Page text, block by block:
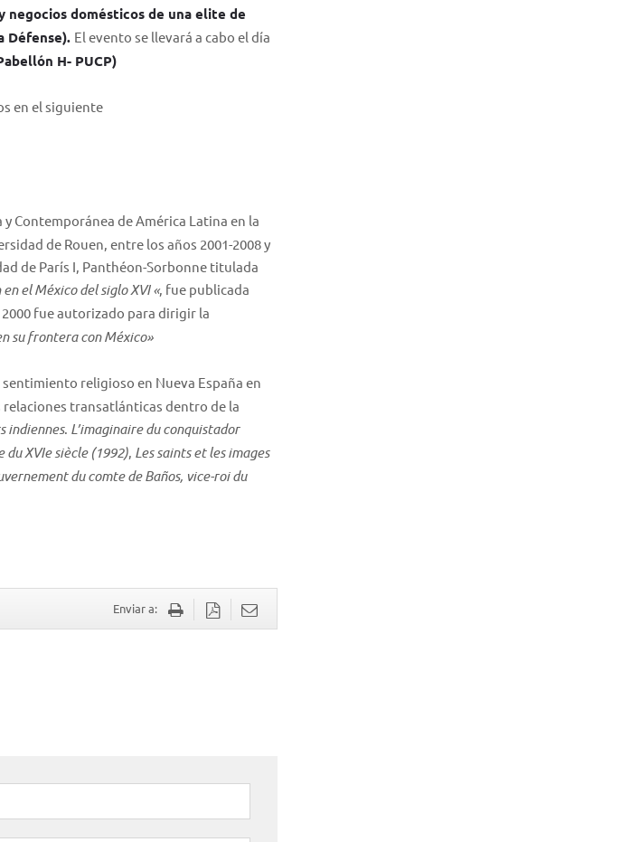
negocios domésticos de una elite de
Défense). El evento se llevará a cabo el día
H- PUCP)
en el siguiente
Contemporánea de América Latina en la
de Rouen, entre los años 2001-2008 y
de París I, Panthéon-Sorbonne titulada
el México del siglo XVI «, fue publicada
2000 fue autorizado para dirigir la
su frontera con México»
religioso en Nueva España en
relaciones transatlánticas dentro de la
indiennes. L’imaginaire du conquistador
XVIe siècle (1992), Les saints et les images
du comte de Baños, vice-roi du
Enviar a: